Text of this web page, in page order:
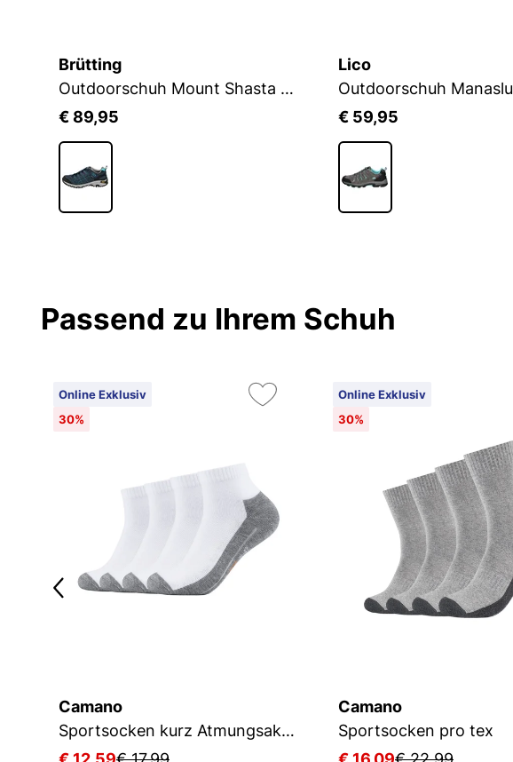
Brütting
Outdoorschuh Mount Shasta Low
€ 89,95
Lico
Outdoorschuh Manaslu
€ 59,95
Passend zu Ihrem Schuh
Online Exklusiv
30%
Camano
Sportsocken kurz Atmungsaktiv Bequem Perfekte Passform Tennissocken Verstärkt Herren und Damen pro tex
Online Exklusiv
30%
Camano
Sportsocken pro tex